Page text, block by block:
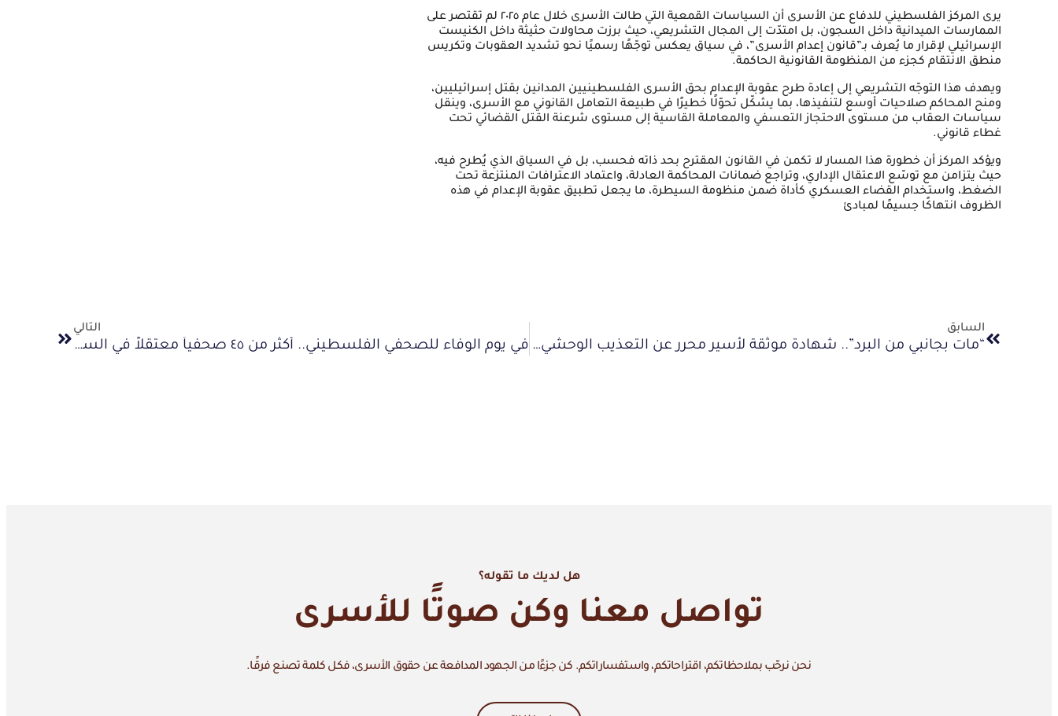
يرى المركز الفلسطيني للدفاع عن الأسرى أن السياسات القمعية التي طالت الأسرى خلال عام ٢٠٢٥ لم تقتصر على
الممارسات الميدانية داخل السجون، بل امتدّت إلى المجال التشريعي، حيث برزت محاولات حثيثة داخل الكنيست
الإسرائيلي لإقرار ما يُعرف بـ”قانون إعدام الأسرى”، في سياق يعكس توجّهًا رسميًا نحو تشديد العقوبات وتكريس
منطق الانتقام كجزء من المنظومة القانونية الحاكمة.
ويهدف هذا التوجّه التشريعي إلى إعادة طرح عقوبة الإعدام بحق الأسرى الفلسطينيين المدانين بقتل إسرائيليين،
ومنح المحاكم صلاحيات أوسع لتنفيذها، بما يشكّل تحوّلًا خطيرًا في طبيعة التعامل القانوني مع الأسرى، وينقل
سياسات العقاب من مستوى الاحتجاز التعسفي والمعاملة القاسية إلى مستوى شرعنة القتل القضائي تحت
غطاء قانوني.
ويؤكد المركز أن خطورة هذا المسار لا تكمن في القانون المقترح بحد ذاته فحسب، بل في السياق الذي يُطرح فيه،
حيث يتزامن مع توسّع الاعتقال الإداري، وتراجع ضمانات المحاكمة العادلة، واعتماد الاعترافات المنتزعة تحت
الضغط، واستخدام القضاء العسكري كأداة ضمن منظومة السيطرة، ما يجعل تطبيق عقوبة الإعدام في هذه
الظروف انتهاكًا جسيمًا لمبادئ
السابق
“مات بجانبي من البرد”.. شهادة موثقة لأسير محرر عن التعذيب الوحشي وفقدان السمع في معتقل سديه تيمان
التالي
في يوم الوفاء للصحفي الفلسطيني.. أكثر من ٤٥ صحفياً معتقلاً في السجون الإسرائيلية في محاولة ممنهجة لإسكات الحقيقة
هل لديك ما تقوله؟
تواصل معنا وكن صوتًا للأسرى
نحن نرحّب بملاحظاتكم، اقتراحاتكم، واستفساراتكم. كن جزءًا من الجهود المدافعة عن حقوق الأسرى، فكل كلمة تصنع فرقًا.